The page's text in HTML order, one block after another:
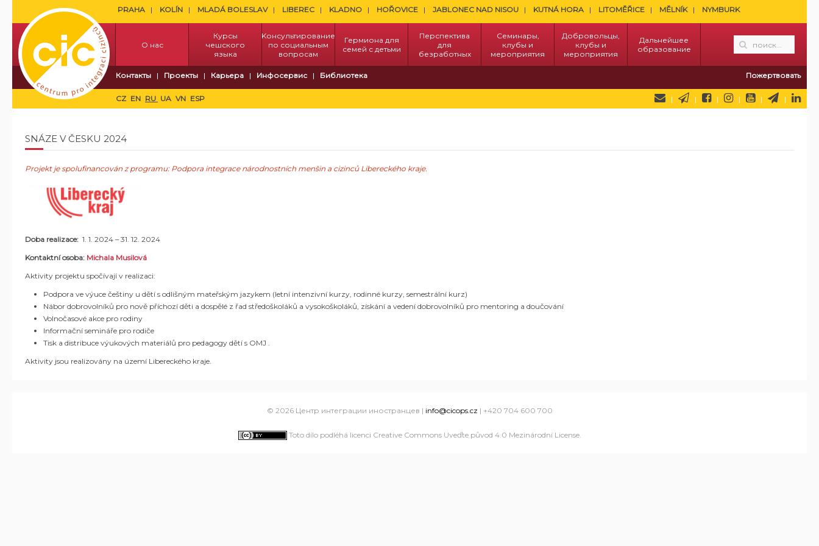
PRAHA KOLÍN MLADÁ BOLESLAV LIBEREC KLADNO HOŘOVICE JABLONEC NAD NISOU KUTNÁ HORA LITOMĚŘICE MĚLNÍK NYMBURK
О нас
Курсы
чешского
языка
Kонсультирование
по социальным
вопросам
Гермиона для
семей с детьми
Перспектива
для
безработных
Семинары,
клубы и
мероприятия
Добровольцы,
клубы и
мероприятия
Дальнейшее
образование
Контакты Проекты Карьера Инфосервис Библиотека Пожертвовать
CZ EN RU UA VN ESP
SNÁZE V ČESKU 2024
Projekt je spolufinancován z programu: Podpora integrace národnostních menšin a cizinců Libereckého kraje.
Doba realizace: 1. 1. 2024 – 31. 12. 2024
Kontaktní osoba: Michala Musilová
Aktivity projektu spočívají v realizaci:
Podpora ve výuce češtiny u dětí s odlišným mateřským jazykem (letní intenzivní kurzy, rodinné kurzy, semestrální kurz)
Nábor dobrovolníků pro nově příchozí děti a dospělé z řad středoškoláků a vysokoškoláků, získání a vedení dobrovolníků pro mentoring a doučování
Volnočasové akce pro rodiny
Informační semináře pro rodiče
Tisk a distribuce výukových materiálů pro pedagogy dětí s OMJ .
Aktivity jsou realizovány na území Libereckého kraje.
© 2026 Центр интеграции иностранцев | info@cicops.cz | +420 704 600 700
Toto dílo podléhá licenci Creative Commons Uveďte původ 4.0 Mezinárodní License.